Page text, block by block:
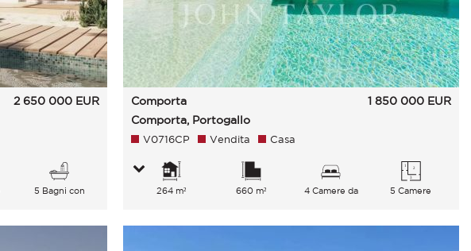
2 650 000 EUR
5 Bagni con
Comporta
Comporta, Portogallo
1 850 000 EUR
V0716CP Vendita Casa
264 m² 660 m²
4 Camere da
5 Camere